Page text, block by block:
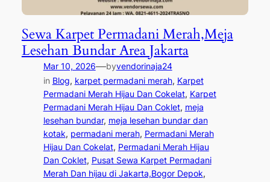
Sewa Karpet Permadani Merah,Meja
Lesehan Bundar Area Jakarta
Mar 10, 2026—byvendorinaja24
in Blog, karpet permadani merah, Karpet
Permadani Merah Hijau Dan Cokelat, Karpet
Permadani Merah Hijau Dan Coklet, meja
lesehan bundar, meja lesehan bundar dan
kotak, permadani merah, Permadani Merah
Hijau Dan Cokelat, Permadani Merah Hijau
Dan Coklet, Pusat Sewa Karpet Permadani
Merah Dan hijau di Jakarta,Bogor Depok